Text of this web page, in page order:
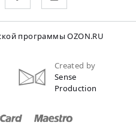
программы OZON.RU
Created by
Sense
Production